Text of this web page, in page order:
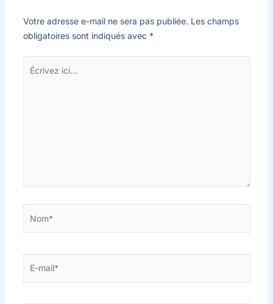
Votre adresse e-mail ne sera pas publiée. Les champs
obligatoires sont indiqués avec *
ici…